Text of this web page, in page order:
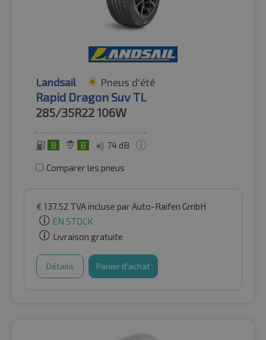
Landsail Pneus d'été
Rapid Dragon Suv TL
285/35R22106W
B B 74 dB
Comparer les pneus
€ 137.52 TVA incluse par Auto-Raifen GmbH
EN STOCK
Livraison gratuite
Détails Panier d'achat